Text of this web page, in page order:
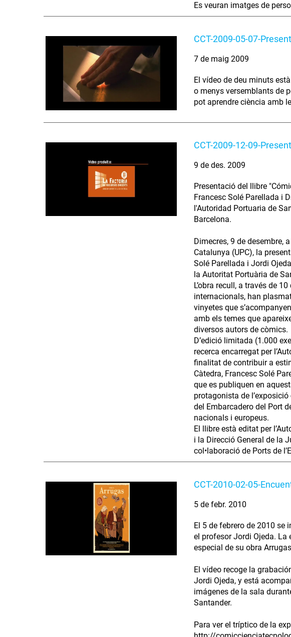
Es veuran imatges de
CCT-2009-05-07-
7 de maig 2009
El vídeo de deu minuts
o menys versemblants de
pot aprendre ciència amb
CCT-2009-12-09-
9 de des. 2009
Presentació del llibre
Francesc Solé Parellada i
l'Autoridad Portuaria de
Barcelona.
Dimecres, 9 de desembre,
Catalunya (UPC), la
Solé Parellada i Jordi
la Autoritat Portuària de
L’obra recull, a través de
internacionals, han
vinyetes que
amb els temes que
diversos autors de còmics.
D’edició limitada (1.000
recerca encarregat per
finalitat de contribuir a
Càtedra, Francesc Solé
que es publiquen en
protagonista de
del Embarcadero del Port
nacionals i europeus.
El llibre està editat per
i la Direcció General de la
col•laboració de Ports de
CCT-2010-02-05-
5 de febr. 2010
El 5 de febrero de 2010 se
el profesor Jordi Ojeda. La
especial de su obra
El vídeo recoge la
Jordi Ojeda, y está
imágenes de la sala
Santander.
Para ver el tríptico de la